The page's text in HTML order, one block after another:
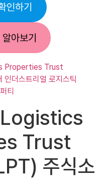
인하기
아보기
Trust
주식소